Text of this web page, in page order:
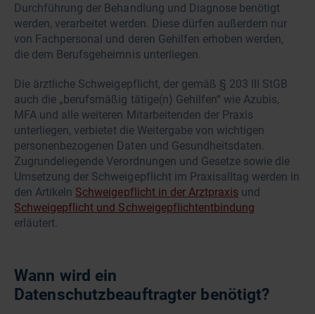
Durchführung der Behandlung und Diagnose benötigt
werden, verarbeitet werden. Diese dürfen außerdem nur
von Fachpersonal und deren Gehilfen erhoben werden,
die dem Berufsgeheimnis unterliegen.
Die ärztliche Schweigepflicht, der gemäß § 203 III StGB
auch die „berufsmäßig tätige(n) Gehilfen“ wie Azubis,
MFA und alle weiteren Mitarbeitenden der Praxis
unterliegen, verbietet die Weitergabe von wichtigen
personenbezogenen Daten und Gesundheitsdaten.
Zugrundeliegende Verordnungen und Gesetze sowie die
Umsetzung der Schweigepflicht im Praxisalltag werden in
den Artikeln Schweigepflicht in der Arztpraxis und
Schweigepflicht und Schweigepflichtentbindung
erläutert.
Wann wird ein
Datenschutzbeauftragter benötigt?